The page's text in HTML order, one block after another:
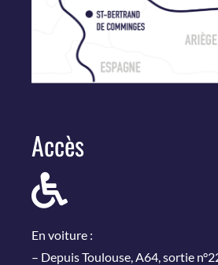
Accès
En voiture :
– Depuis Toulouse, A64, sortie